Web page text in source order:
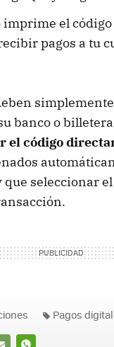
imprime el código
pagos a tu
banco o
el código
que seleccionar
Pagos